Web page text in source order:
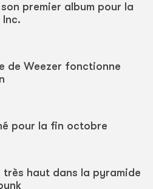
premier album pour la
de Weezer fonctionne
pour la fin octobre
haut dans la pyramide